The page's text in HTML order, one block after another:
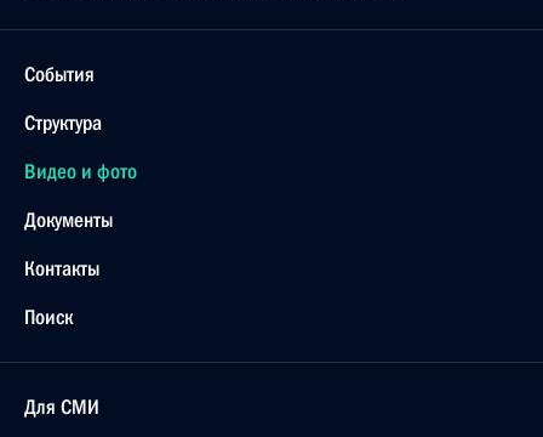
События
Структура
Видео и фото
Документы
Контакты
Поиск
Для СМИ